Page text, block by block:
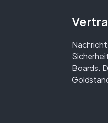
Boards.